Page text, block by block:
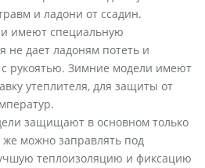
и ладони от ссадин.
имеют специальную
не дает ладоням потеть и
рукоятью. Зимние модели имеют
утеплителя, для защиты от
защищают в основном только
можно заправлять под
теплоизоляцию и фиксацию